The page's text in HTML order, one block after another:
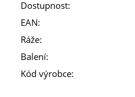
Dostupnost:
EAN:
Ráže:
Balení:
Kód výrobce: